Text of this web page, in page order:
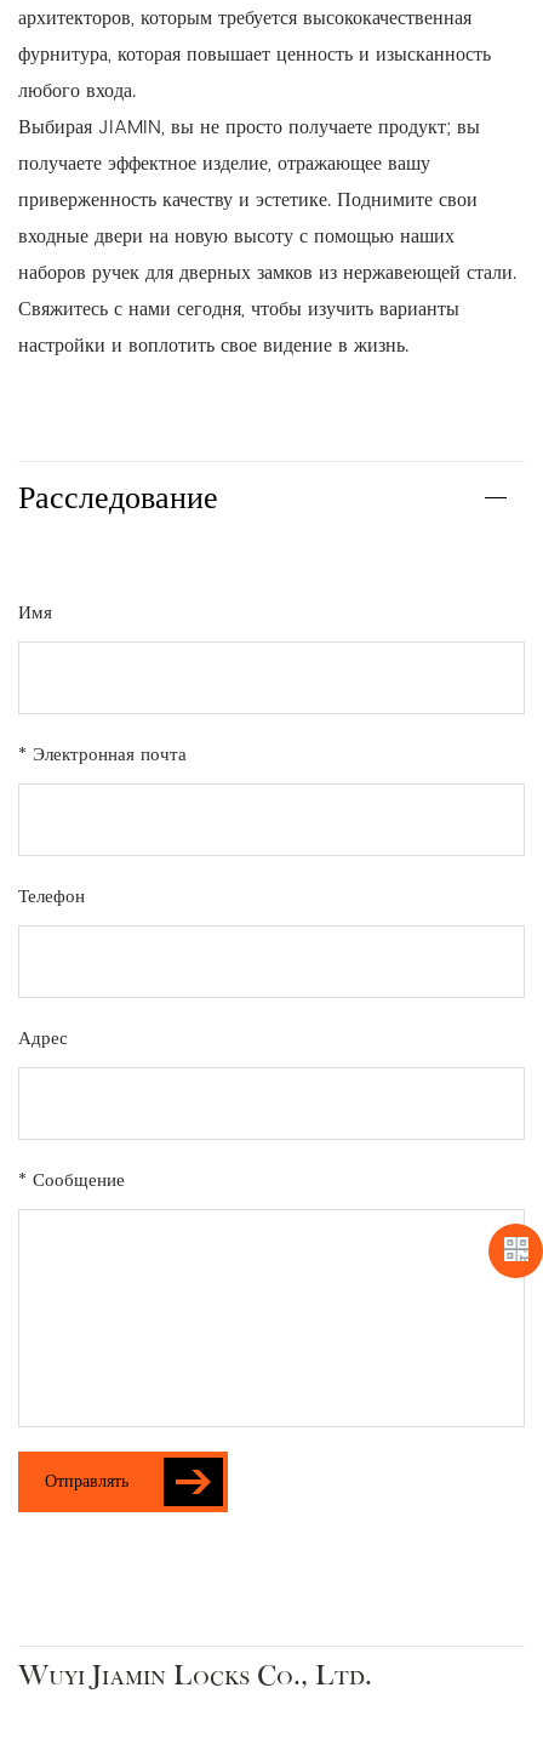
архитекторов, которым требуется высококачественная
фурнитура, которая повышает ценность и изысканность
любого входа.
Выбирая JIAMIN, вы не просто получаете продукт; вы
получаете эффектное изделие, отражающее вашу
приверженность качеству и эстетике. Поднимите свои
входные двери на новую высоту с помощью наших
наборов ручек для дверных замков из нержавеющей стали.
Свяжитесь с нами сегодня, чтобы изучить варианты
настройки и воплотить свое видение в жизнь.
Расследование
Имя
* Электронная почта
Телефон
Адрес
* Сообщение
Отправлять
Wuyi Jiamin Locks Co., Ltd.